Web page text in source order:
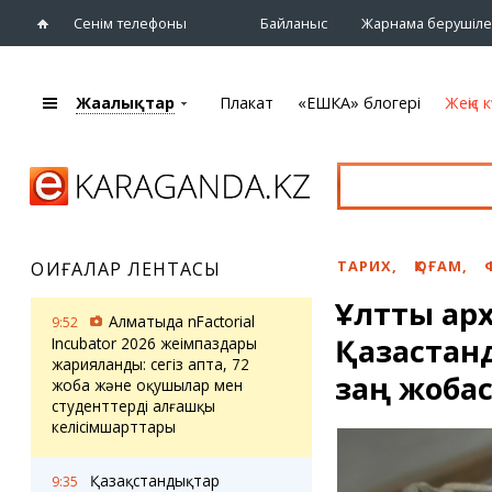
Сенім телефоны Байланыс Жарнама
Жаңалықтары
eTV
Ақпараттық
бюллетень
Тұлғалар
Сұхбат
Плакат
Театрлар
Спорт
Көрмелер
Цирк және
хайуанаттар бағы
Жаңалықтар Плакат «ЕШКА» блогері Жеңіс
ОҚИҒАЛАР ЛЕНТАСЫ
9:52
Алматыда nFactorial
Incubator 2026 жеңімпаздары
жарияланды: сегіз апта, 72
жоба және оқушылар мен
студенттердің алғашқы
келісімшарттары
9:35
Қазақстандықтар
ТАРИХ, ҚОҒАМ,
Ұлттық
заң